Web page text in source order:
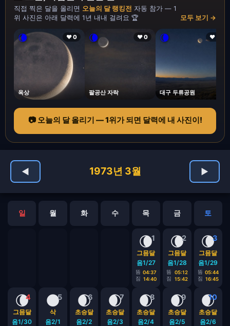
직접 찍은 달을 올리면 오늘의 달 랭킹전 자동 참가 — 1
위 사진은 아래 달력에 1년 내내 걸려요 🏆
모두 보기 →
🌘 ❤ 0
옥상
🌘 ❤ 0
팔공산 자락
🌘 ❤ 1
대구 두류공원
📷 오늘의 달 올리기 — 1위가 되면 달력에 내 사진이!
◀ 1973년 3월 ▶
일 월 화 수 목 금 토
1
🌘
그믐달
음1/27
뜸 04:37
짐 14:40
2
🌘
그믐달
음1/28
뜸
05:12
짐
15:42
3
🌘
그믐달
음1/29
뜸 05:44
짐 16:45
4
🌘
그믐달
음1/30
5
🌑
삭
음2/1
6
🌒
초승달
음2/2
7
🌒
초승달
음2/3
8
🌒
초승달
음2/4
9
🌒
초승달
음2/5
10
🌒
초승달
음2/6